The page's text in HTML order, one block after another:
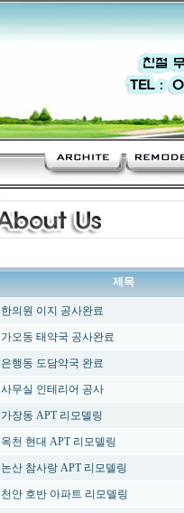
제목
한의원 이지 공사완료
가오동 태약국 공사완료
은행동 도담약국 완료
사무실 인테리어 공사
가장동 APT 리모델링
옥천 현대 APT 리모델링
논산 참사랑 APT 리모델링
천안 호반 아파트 리모델링